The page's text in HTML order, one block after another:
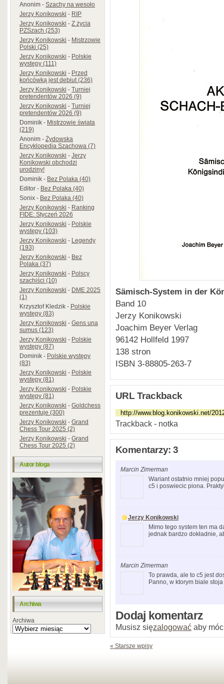
Anonim-Szachy na wesoło
Jerzy Konikowski-RIP
Jerzy Konikowski-Z życia
PZSzach (253)
Jerzy Konikowski-Mistrzowie
Polski (25)
Jerzy Konikowski-Polskie
występy (111)
Jerzy Konikowski-Przed
końcówką jest debiut (236)
Jerzy Konikowski-Turniej
pretendentów 2026 (9)
Jerzy Konikowski-Turniej
pretendentów 2026 (9)
Dominik-Mistrzowie świata
(219)
Anonim-Żydowska
Encyklopedia Szachowa (7)
Jerzy Konikowski-Jerzy
Konikowski obchodzi
urodziny!
Dominik-Bez Polaka (40)
Editor-Bez Polaka (40)
Sonix-Bez Polaka (40)
Jerzy Konikowski-Ranking
FIDE: Styczeń 2026
Jerzy Konikowski-Polskie
występy (103)
Jerzy Konikowski-Legendy
(193)
Jerzy Konikowski-Bez
Polaka (37)
Jerzy Konikowski-Polscy
szachiści (10)
Jerzy Konikowski-DME 2025
(1)
Krzysztof Kledzik-Polskie
występy (83)
Jerzy Konikowski-Gens una
sumus (123)
Jerzy Konikowski-Polskie
występy (87)
Dominik-Polskie występy
(83)
Jerzy Konikowski-Polskie
występy (81)
Jerzy Konikowski-Polskie
występy (81)
Jerzy Konikowski-Goldchess
prezentuje (300)
Jerzy Konikowski-Grand
Chess Tour 2025 (2)
Jerzy Konikowski-Grand
Chess Tour 2025 (2)
Autor bloga
Archiwa
Archiwa
Sämisch-System in der
Band 10
Jerzy Konikowski
Joachim Beyer Verlag
96142 Hollfeld 1997
138 stron
ISBN 3-88805-263-7
URL Trackback
Trackback - notka
Komentarzy: 3
Marcin Zimerman
Wariant ostatnio mniej
c5 i poswiecic piona.
Jerzy Konikowski
Mimo tego system ten ma
jednak bardzo dokładnie,
Marcin Zimerman
To prawda, ale to c5 jest
Panno, w ktorym biale
Dodaj komentarz
Musisz sięzalogować aby
« Starsze wpisy